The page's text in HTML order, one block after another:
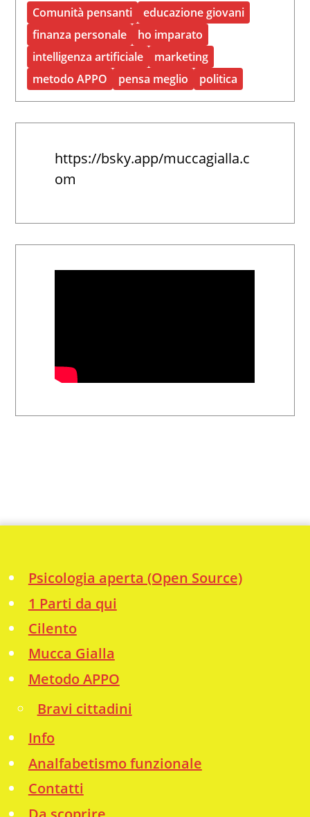
Comunità pensanti
educazione giovani
finanza personale
ho imparato
intelligenza artificiale
marketing
metodo APPO
pensa meglio politica
https://bsky.app/muccagialla.c
om
Psicologia aperta (Open Source)
1 Parti da qui
Cilento
Mucca Gialla
Metodo APPO
Bravi cittadini
Info
Analfabetismo funzionale
Contatti